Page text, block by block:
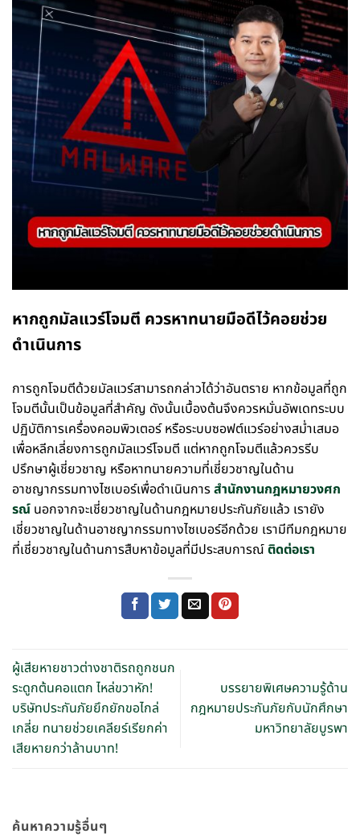
หากถูกมัลแวร์โจมตี ควรหาทนายมือดีไว้คอยช่วย
ดำเนินการ
การถูกโจมตีด้วยมัลแวร์สามารถกล่าวได้ว่าอันตราย หากข้อมูลที่ถูก
โจมตีนั้นเป็นข้อมูลที่สำคัญ ดังนั้นเบื้องต้นจึงควรหมั่นอัพเดทระบบ
ปฏิบัติการเครื่องคอมพิวเตอร์ หรือระบบซอฟต์แวร์อย่างสม่ำเสมอ
เพื่อหลีกเลี่ยงการถูกมัลแวร์โจมตี แต่หากถูกโจมตีแล้วควรรีบ
ปรึกษาผู้เชี่ยวชาญ หรือหาทนายความที่เชี่ยวชาญในด้าน
อาชญากรรมทางไซเบอร์เพื่อดำเนินการสำนักงานกฎหมายวงศก
รณ์ นอกจากจะเชี่ยวชาญในด้านกฎหมายประกันภัยแล้ว เรายัง
เชี่ยวชาญในด้านอาชญากรรมทางไซเบอร์อีกด้วย เรามีทีมกฎหมาย
ที่เชี่ยวชาญในด้านการสืบหาข้อมูลที่มีประสบการณ์ติดต่อเรา
ผู้เสียหายชาวต่างชาติรถถูกชนก
ระดูกต้นคอแตก ไหล่ขวาหัก!
บริษัทประกันภัยยึกยักขอไกล่
เกลี่ย ทนายช่วยเคลียร์เรียกค่า
เสียหายกว่าล้านบาท!
บรรยายพิเศษความรู้ด้าน
กฎหมายประกันภัยกับนักศึกษา
มหาวิทยาลัยบูรพา
ค้นหาความรู้อื่นๆ